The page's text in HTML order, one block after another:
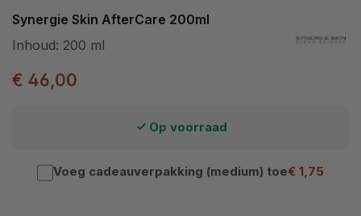
Synergie Skin AfterCare 200ml
Inhoud: 200 ml
€ 46,00
Op voorraad
Voeg cadeauverpakking (medium) toe€ 1,75